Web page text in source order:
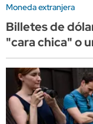
Moneda extranjera
Billetes de
"cara chica" o